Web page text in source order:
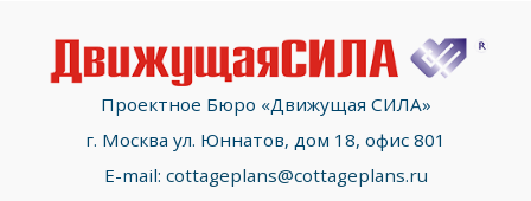
Проектное Бюро «Движущая СИЛА»
г. Москва ул. Юннатов, дом 18, офис 801
E-mail: cottageplans@cottageplans.ru